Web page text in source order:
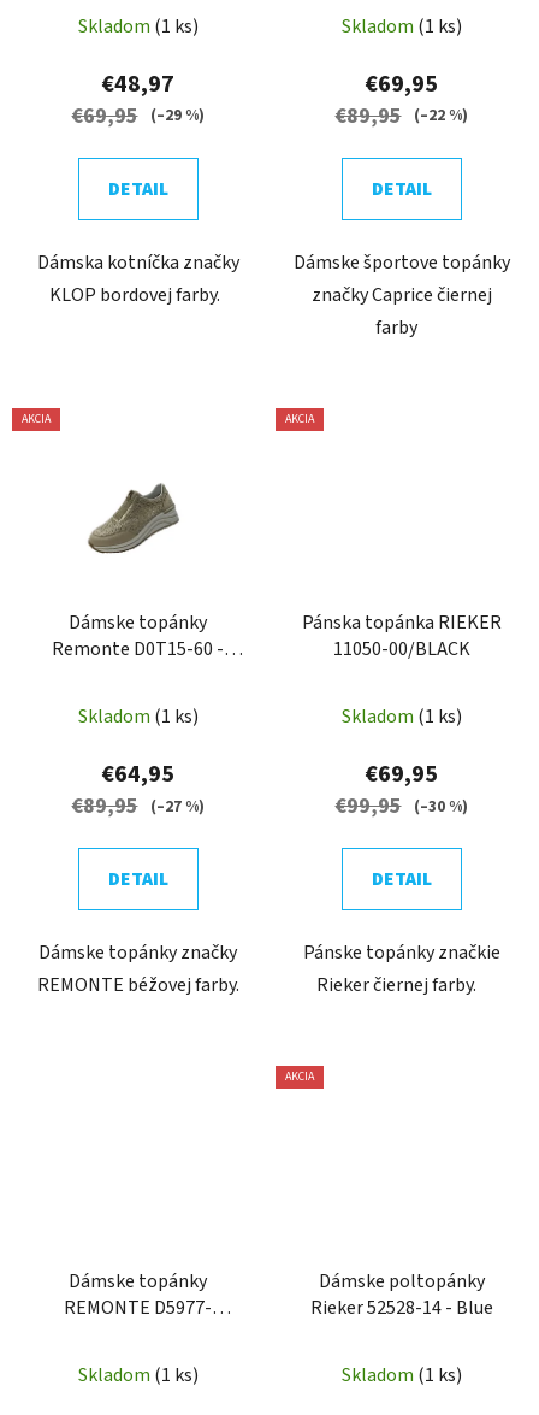
Skladom (1 ks)
€48,97
€69,95 (–29 %)
DETAIL
Dámska kotníčka značky
KLOP bordovej farby.
Skladom (1 ks)
€69,95
€89,95 (–22 %)
DETAIL
Dámske športove topánky
značky Caprice čiernej
farby
AKCIA
Dámske topánky
Remonte D0T15-60 -
Skladom (1 ks)
€64,95
€89,95 (–27 %)
DETAIL
Dámske topánky značky
REMONTE béžovej farby.
AKCIA
Pánska topánka RIEKER
11050-00/BLACK
Skladom (1 ks)
€69,95
€99,95 (–30 %)
DETAIL
Pánske topánky značkie
Rieker čiernej farby.
Dámske topánky
REMONTE D5977-
Skladom (1 ks)
AKCIA
Dámske poltopánky
Rieker 52528-14 - Blue
Skladom (1 ks)